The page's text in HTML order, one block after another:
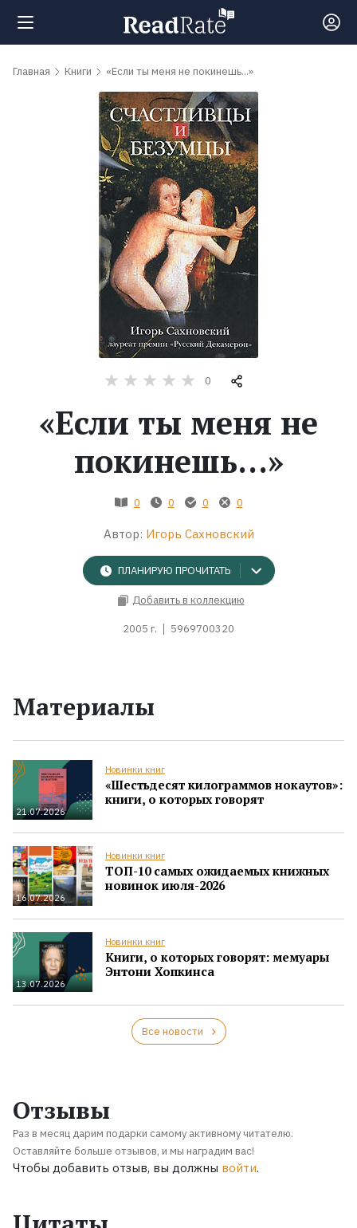
Поиск
обсуждаемые
Серии
Экранизации
Главная Книги «Если ты меня не покинешь...»
0
«Если ты меня не
покинешь...»
0 0 0 0
Автор: Игорь Сахновский
ПЛАНИРУЮ ПРОЧИТАТЬ
Добавить в коллекцию
2005 г. 5969700320
Материалы
21.07.2026
Новинки книг
«Шестьдесят килограммов нокаутов»:
книги, о которых говорят
16.07.2026
Новинки книг
ТОП-10 самых ожидаемых книжных
новинок июля-2026
13.07.2026
Новинки книг
Книги, о которых говорят: мемуары
Энтони Хопкинса
Все новости
Отзывы
Раз в месяц дарим подарки самому активному читателю.
Оставляйте больше отзывов, и мы наградим вас!
Чтобы добавить отзыв, вы должны войти.